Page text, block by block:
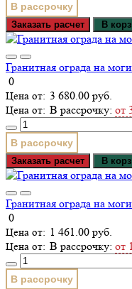
В рассрочку
Заказать расчет В
Гранитная ограда на
0
3 680.00 руб.
В рассрочку: от
В рассрочку
Заказать расчет В
Гранитная ограда на
0
1 461.00 руб.
В рассрочку: от
В рассрочку